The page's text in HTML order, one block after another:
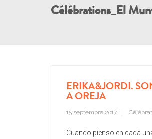
Célébrations_El
ERIKA&JORDI.
A OREJA
15 septembre 2017
Cuando pienso en cada